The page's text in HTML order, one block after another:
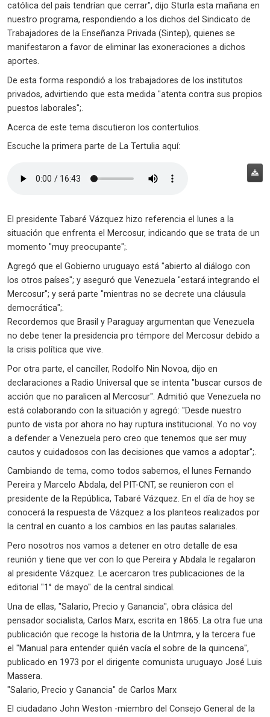
católica del país tendrían que cerrar", dijo Sturla esta mañana en
nuestro programa, respondiendo a los dichos del Sindicato de
Trabajadores de la Enseñanza Privada (Sintep), quienes se
manifestaron a favor de eliminar las exoneraciones a dichos
aportes.
De esta forma respondió a los trabajadores de los institutos
privados, advirtiendo que esta medida "atenta contra sus propios
puestos laborales";.
Acerca de este tema discutieron los contertulios.
Escuche la primera parte de La Tertulia aquí:
El presidente Tabaré Vázquez hizo referencia el lunes a la
situación que enfrenta el Mercosur, indicando que se trata de un
momento "muy preocupante";.
Agregó que el Gobierno uruguayo está "abierto al diálogo con
los otros países"; y aseguró que Venezuela "estará integrando el
Mercosur"; y será parte "mientras no se decrete una cláusula
democrática";.
Recordemos que Brasil y Paraguay argumentan que Venezuela
no debe tener la presidencia pro témpore del Mercosur debido a
la crisis política que vive.
Por otra parte, el canciller, Rodolfo Nin Novoa, dijo en
declaraciones a Radio Universal que se intenta "buscar cursos de
acción que no paralicen al Mercosur". Admitió que Venezuela no
está colaborando con la situación y agregó: "Desde nuestro
punto de vista por ahora no hay ruptura institucional. Yo no voy
a defender a Venezuela pero creo que tenemos que ser muy
cautos y cuidadosos con las decisiones que vamos a adoptar";.
Cambiando de tema, como todos sabemos, el lunes Fernando
Pereira y Marcelo Abdala, del PIT-CNT, se reunieron con el
presidente de la República, Tabaré Vázquez. En el día de hoy se
conocerá la respuesta de Vázquez a los planteos realizados por
la central en cuanto a los cambios en las pautas salariales.
Pero nosotros nos vamos a detener en otro detalle de esa
reunión y tiene que ver con lo que Pereira y Abdala le regalaron
al presidente Vázquez. Le acercaron tres publicaciones de la
editorial "1° de mayo" de la central sindical.
Una de ellas, "Salario, Precio y Ganancia", obra clásica del
pensador socialista, Carlos Marx, escrita en 1865. La otra fue una
publicación que recoge la historia de la Untmra, y la tercera fue
el "Manual para entender quién vacía el sobre de la quincena",
publicado en 1973 por el dirigente comunista uruguayo José Luis
Massera.
"Salario, Precio y Ganancia" de Carlos Marx
El ciudadano John Weston -miembro del Consejo General de la